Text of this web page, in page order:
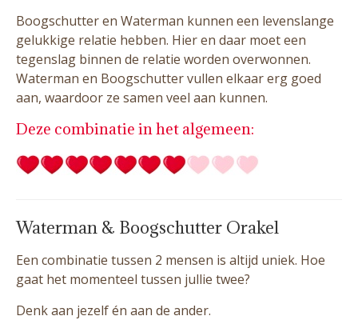
Boogschutter en Waterman kunnen een levenslange
gelukkige relatie hebben. Hier en daar moet een
tegenslag binnen de relatie worden overwonnen.
Waterman en Boogschutter vullen elkaar erg goed
aan, waardoor ze samen veel aan kunnen.
Deze combinatie in het algemeen:
Waterman & Boogschutter Orakel
Een combinatie tussen 2 mensen is altijd uniek. Hoe
gaat het momenteel tussen jullie twee?
Denk aan jezelf én aan de ander.